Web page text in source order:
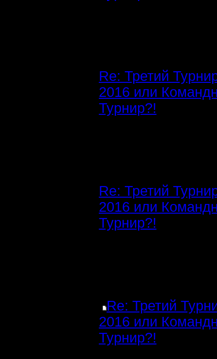
Re: Третий
2016 или
Турнир?!
Re: Третий
2016 или
Турнир?!
Re: Третий
2016 или
Турнир?!